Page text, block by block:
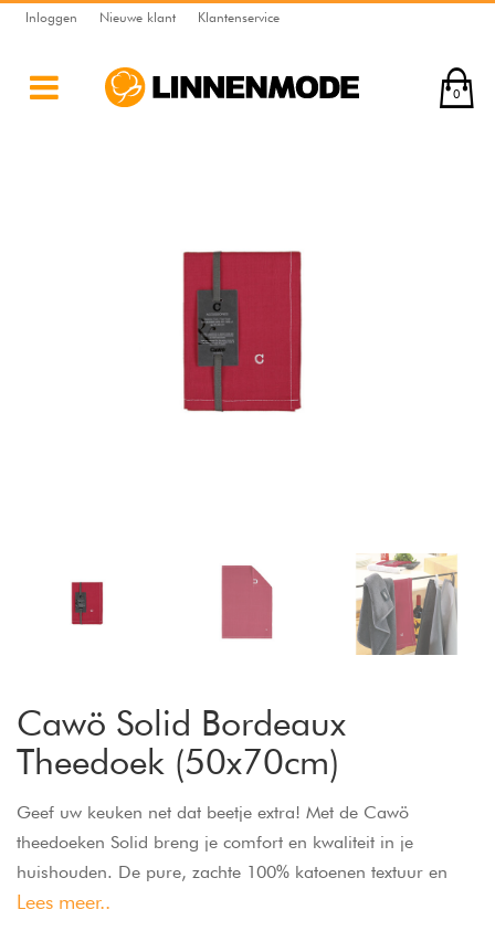
Inloggen Nieuwe klant Klantenservice
0
Cawö Solid Bordeaux
Theedoek (50x70cm)
Geef uw keuken net dat beetje extra! Met de Cawö
theedoeken Solid breng je comfort en kwaliteit in je
huishouden. De pure, zachte 100% katoenen textuur en
een grote diversiteit aan kleuren zullen uw huis betoveren.
Lees meer..